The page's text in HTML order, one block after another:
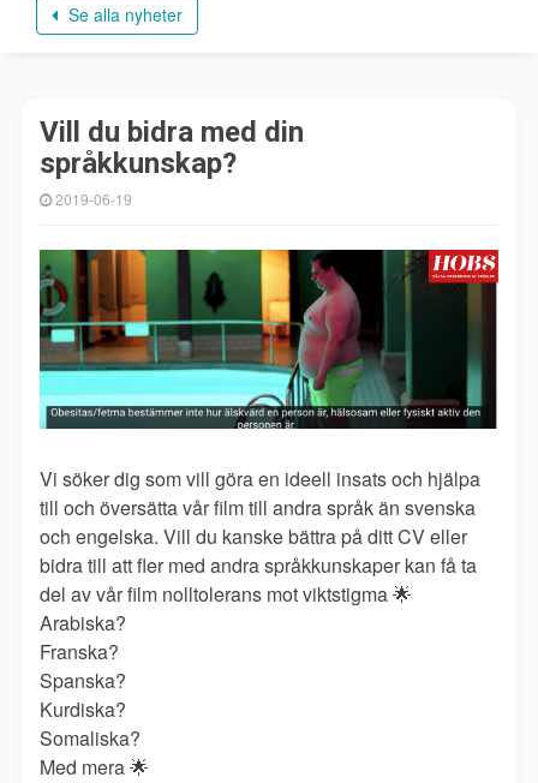
Se alla nyheter
Vill du bidra med din
språkkunskap?
2019-06-19
Vi söker dig som vill göra en ideell insats och hjälpa
till och översätta vår film till andra språk än svenska
och engelska. Vill du kanske bättra på ditt CV eller
bidra till att fler med andra språkkunskaper kan få ta
del av vår film nolltolerans mot viktstigma🌟
Arabiska?
Franska?
Spanska?
Kurdiska?
Somaliska?
Med mera🌟